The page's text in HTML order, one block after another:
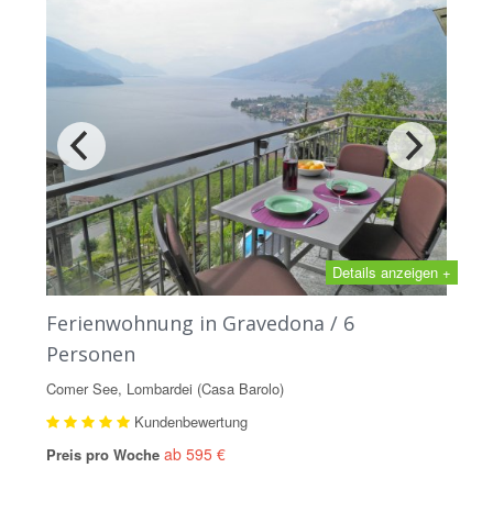
Details anzeigen +
Ferienwohnung in Gravedona / 6
Personen
Comer See, Lombardei (Casa Barolo)
Kundenbewertung
Preis pro Woche ab 595 €